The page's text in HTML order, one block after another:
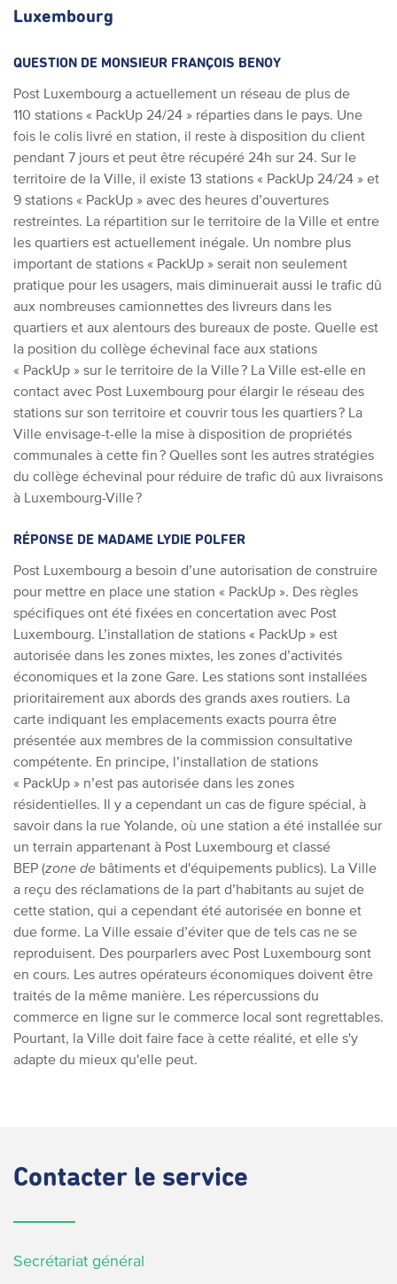
Luxembourg
QUESTION DE MONSIEUR FRANÇOIS BENOY
Post Luxembourg a actuellement un réseau de plus de
110 stations « PackUp 24/24 » réparties dans le pays. Une
fois le colis livré en station, il reste à disposition du client
pendant 7 jours et peut être récupéré 24h sur 24. Sur le
territoire de la Ville, il existe 13 stations « PackUp 24/24 » et
9 stations « PackUp » avec des heures d’ouvertures
restreintes. La répartition sur le territoire de la Ville et entre
les quartiers est actuellement inégale. Un nombre plus
important de stations « PackUp » serait non seulement
pratique pour les usagers, mais diminuerait aussi le trafic dû
aux nombreuses camionnettes des livreurs dans les
quartiers et aux alentours des bureaux de poste. Quelle est
la position du collège échevinal face aux stations
« PackUp » sur le territoire de la Ville ? La Ville est-elle en
contact avec Post Luxembourg pour élargir le réseau des
stations sur son territoire et couvrir tous les quartiers ? La
Ville envisage-t-elle la mise à disposition de propriétés
communales à cette fin ? Quelles sont les autres stratégies
du collège échevinal pour réduire de trafic dû aux livraisons
à Luxembourg-Ville ?
RÉPONSE DE MADAME LYDIE POLFER
Post Luxembourg a besoin d’une autorisation de construire
pour mettre en place une station « PackUp ». Des règles
spécifiques ont été fixées en concertation avec Post
Luxembourg. L’installation de stations « PackUp » est
autorisée dans les zones mixtes, les zones d’activités
économiques et la zone Gare. L es stations sont installées
prioritairement aux abords des grands axes routiers. La
carte indiquant les emplacements exacts pourra être
présentée aux membres de la commission consultative
compétente. En principe, l’installation de stations
« PackUp » n’est pas autorisée dans les zones
résidentielles. Il y a cependant un cas de figure spécial, à
savoir dans la rue Yolande, où une station a été installée sur
un terrain appartenant à Post Luxembourg et classé
BEP (zone de bâtiments et d'équipements publics). La Ville
a reçu des réclamations de la part d’habitants au sujet de
cette station, qui a cependant été autorisée en bonne et
due forme. La Ville essaie d’éviter que de tels cas ne se
reproduisent. Des pourparlers avec Post Luxembourg sont
en cours. Les autres opérateurs économiques doivent être
traités de la même manière. Les répercussions du
commerce en ligne sur le commerce local sont regrettables.
Pourtant, la Ville doit faire face à cette réalité, et elle s'y
adapte du mieux qu'elle peut.
Contacter le service
Secrétariat général